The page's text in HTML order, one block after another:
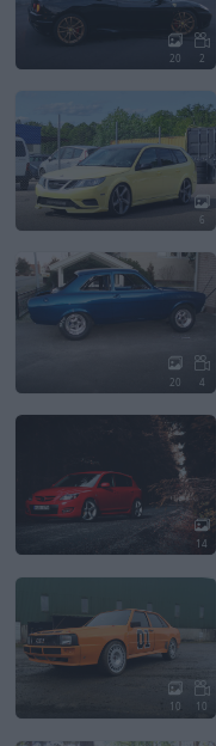
20 2
6
20 4
14
10 10